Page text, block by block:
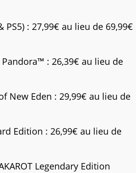
PS5) : 27,99€ au lieu de 69,99€
: 26,39€ au lieu de
New Eden : 29,99€ au lieu de
Edition : 26,99€ au lieu de
Legendary Edition